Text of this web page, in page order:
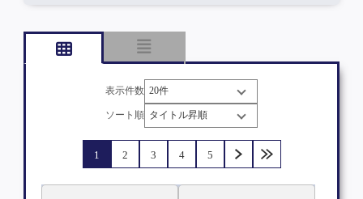
表示件数
ソート順
1 2 3 4 5